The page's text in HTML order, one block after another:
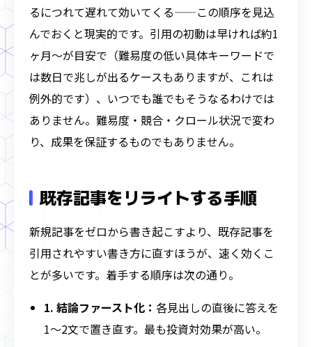
るにつれて遅れて効いてくる——この順序を見込
んでおくと現実的です。引用の初動は早ければ約1
ヶ月〜が目安で（難易度の低い具体キーワードで
は数日で兆しが出るケースもありますが、これは
例外的です）、いつでも誰でもそうなるわけでは
ありません。難易度・競合・クロール状況で変わ
り、成果を保証するものでもありません。
既存記事をリライトする手順
新規記事をゼロから書き起こすより、既存記事を
引用されやすい書き方に直すほうが、速く効くこ
とが多いです。着手する順序は次の通り。
1. 結論ファースト化： 各見出しの直後に答えを
1〜2文で置き直す。最も投資対効果が高い。